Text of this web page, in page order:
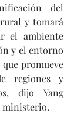
del
y tomará
el ambiente
y el entorno
promueve
regiones y
dijo Yang
ministerio.